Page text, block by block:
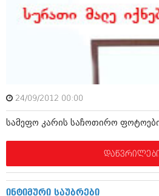
იანვარი 2016 (206)
დეკემბერი 2015 (207)
ოქტომბერი 2015 (204)
სექტემბერი 2015 (215)
აგვისტო 2015 (286)
აპრილი 2015 (208)
მარტი 2015 (365)
თებერვალი 2015 (286)
იანვარი 2015 (247)
დეკემბერი 2014 (342)
ოქტომბერი 2014 (292)
24/09/2012 00:00
სამეფო კარის საჩოთირო
ინტიმური საუბრები